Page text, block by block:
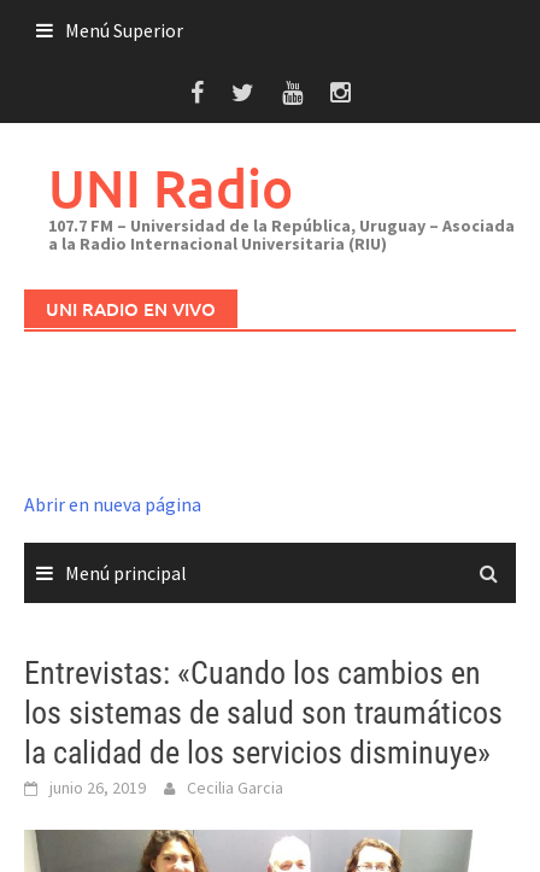
Menú Superior
UNI Radio
107.7 FM – Universidad de la República, Uruguay – Asociada
a la Radio Internacional Universitaria (RIU)
UNI RADIO EN VIVO
Abrir en nueva página
Menú principal
Entrevistas: «Cuando los cambios en
los sistemas de salud son traumáticos
la calidad de los servicios disminuye»
junio 26, 2019 Cecilia Garcia